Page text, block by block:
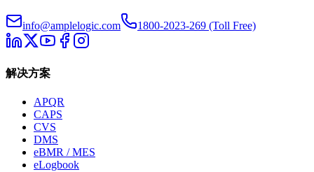
info@amplelogic.com 1800-2023-269 (Toll Free)
解决方案
APQR
CAPS
CVS
DMS
eBMR / MES
eLogbook